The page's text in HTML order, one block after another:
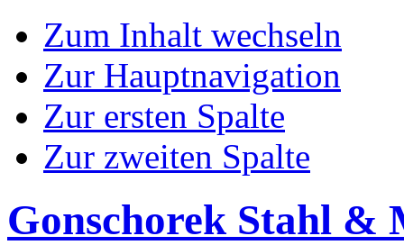
Zum Inhalt wechseln
Zur Hauptnavigation
Zur ersten Spalte
Zur zweiten Spalte
Gonschorek Stahl &